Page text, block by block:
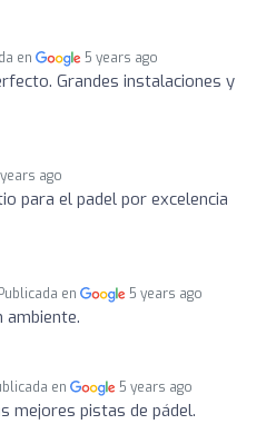
en 5 years ago
Grandes instalaciones y
ago
para el padel por excelencia
Publicada en 5 years ago
ambiente.
en 5 years ago
mejores pistas de pádel.